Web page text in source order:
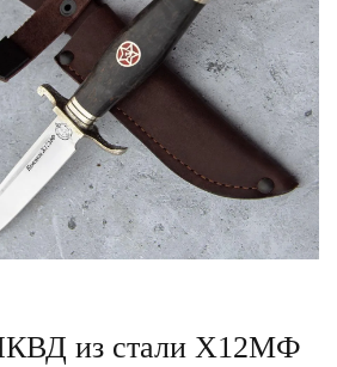
из стали Х12МФ